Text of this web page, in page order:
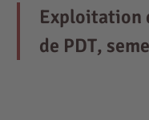
Exploitation
de PDT,